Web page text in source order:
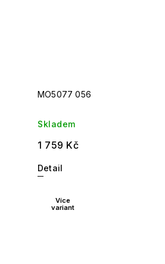
MO5077 056
Skladem
1 759 Kč
Detail
Více
variant